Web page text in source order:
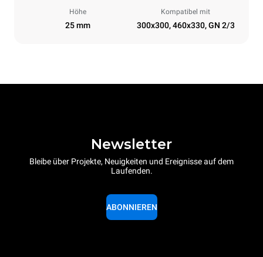
Höhe
25 mm
Kompatibel mit
300x300, 460x330, GN 2/3
Newsletter
Bleibe über Projekte, Neuigkeiten und Ereignisse auf dem
Laufenden.
ABONNIEREN